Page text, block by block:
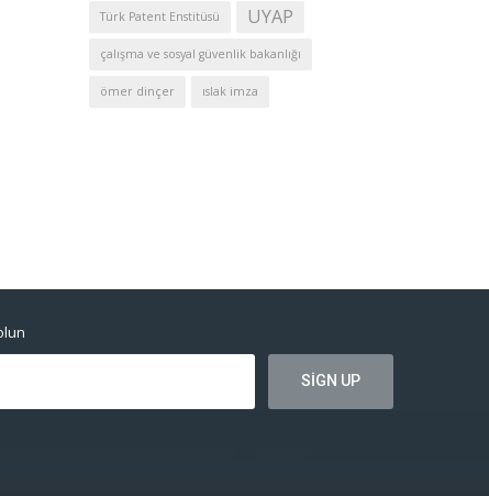
Türk Patent Enstitüsü UYAP
çalışma ve sosyal güvenlik bakanlığı
ömer dinçer ıslak imza